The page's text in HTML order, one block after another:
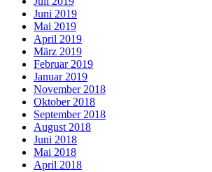
Juni 2019
Mai 2019
April 2019
März 2019
Februar 2019
Januar 2019
November 2018
Oktober 2018
September 2018
August 2018
Juni 2018
Mai 2018
April 2018